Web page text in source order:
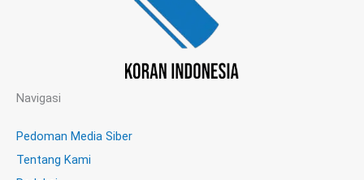
Navigasi
Pedoman Media Siber
Tentang Kami